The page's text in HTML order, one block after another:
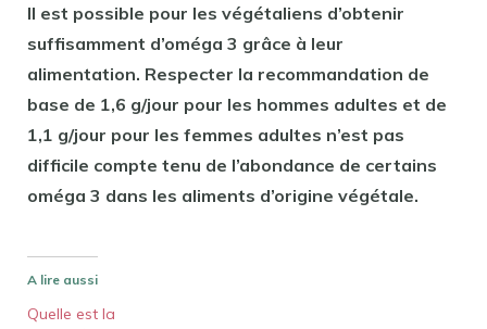
Il est possible pour les végétaliens d’obtenir
suffisamment d’oméga 3 grâce à leur
alimentation. Respecter la recommandation de
base de 1,6 g/jour pour les hommes adultes et de
1,1 g/jour pour les femmes adultes n’est pas
difficile compte tenu de l’abondance de certains
oméga 3 dans les aliments d’origine végétale.
A lire aussi
Quelle est la